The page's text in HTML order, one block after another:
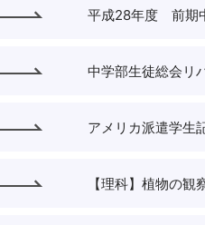
平成28年度 前期
中学部生徒総会リ
アメリカ派遣学生
【理科】植物の観